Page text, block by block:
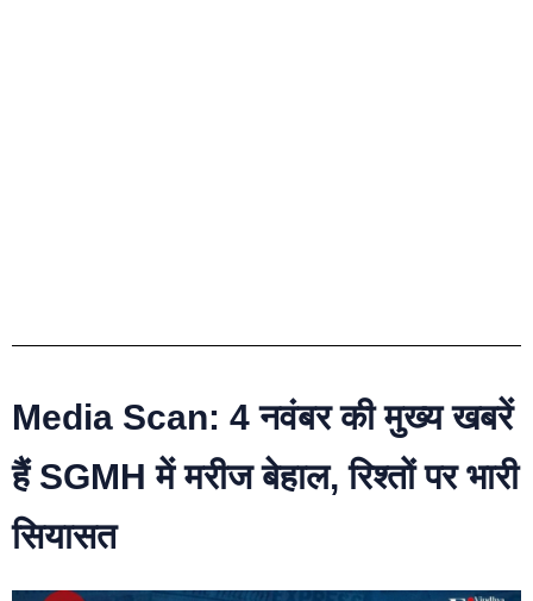
Media Scan: 4 नवंबर की मुख्य खबरें
हैं SGMH में मरीज बेहाल, रिश्तों पर भारी
सियासत